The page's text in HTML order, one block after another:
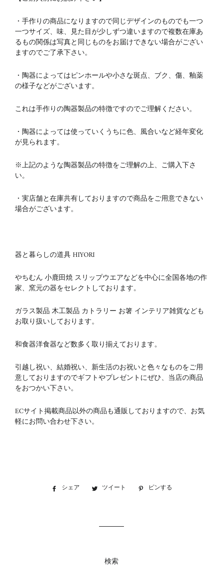
・手作りの商品になりますので同じデザインのものでも一つ
一つサイズ、味、見た目が少しずつ違いますので複数在庫あ
るもの関係は写真と同じものをお届けできない場合がござい
ますのでご了承下さい。
・陶器によってはピンホールや小さな斑点、ブク、傷、釉薬
の様子などがございます。
これは手作りの陶器製品の特徴ですのでご理解ください。
・陶器によっては使っていくうちに色、風合いなど経年変化
が見られます。
※上記のような陶器製品の特徴をご理解の上、ご購入下さ
い。
・実店舗と在庫共有しておりますので商品をご用意できない
場合がございます。
器と暮らしの道具 HIYORI
やちむん 小鹿田焼 スリップウエアなどを中心に全国各地の作
家、窯元の器をセレクトしております。
ガラス製品 木工製品 カトラリー お箸 インテリア雑貨なども
お取り扱いしております。
和食器洋食器など数多く取り揃えております。
引越し祝い、結婚祝い、新生活のお祝いと色々なものをご用
意しておりますのでギフトやプレゼントにぜひ、当店の商品
をおつかい下さい。
ECサイト掲載商品以外の商品も通販しておりますので、お気
軽にお問い合わせ下さい。
シェア
Facebookツイート
Twitter ピンする
検索